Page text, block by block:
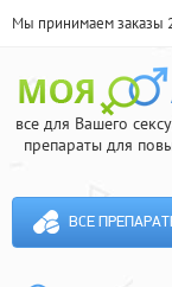
Мы принимаем заказы
все для Вашего
препараты для
ВСЕ